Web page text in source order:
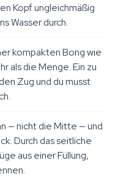
Kopf ungleichmäßig
Wasser durch.
kompakten Bong wie
als die Menge. Ein zu
Zug und du musst
— nicht die Mitte — und
Durch das seitliche
aus einer Füllung,